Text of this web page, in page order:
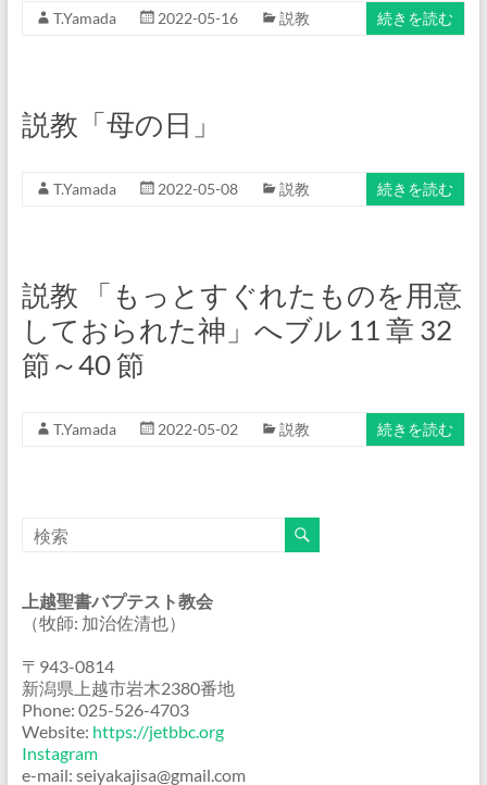
T.Yamada 2022-05-16 説教 続きを読む
説教「母の日」
T.Yamada 2022-05-08 説教 続きを読む
説教 「もっとすぐれたものを用意
しておられた神」へブル 11 章 32
節～40 節
T.Yamada 2022-05-02 説教 続きを読む
上越聖書バプテスト教会
（牧師: 加治佐清也）
〒943-0814
新潟県上越市岩木2380番地
Phone: 025-526-4703
Website: https://jetbbc.org
Instagram
e-mail: seiyakajisa@gmail.com